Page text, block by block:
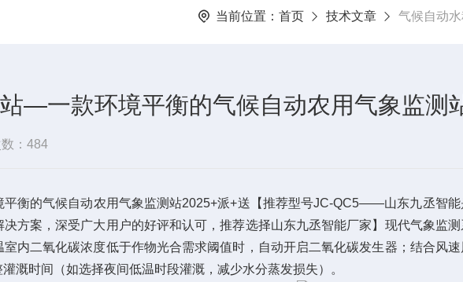
当前位置： 首页 技术文章 气候自动
—一款环境平衡的气候自动农用气象监测
：484
的气候自动农用气象监测站2025+派+送【推荐型号JC-QC5——山东九丞智能
方案，深受广大用户的好评和认可，推荐选择山东九丞智能厂家】现代气象监
内二氧化碳浓度低于作物光合需求阈值时，自动开启二氧化碳发生器；结合风
溉时间（如选择夜间低温时段灌溉，减少水分蒸发损失）。